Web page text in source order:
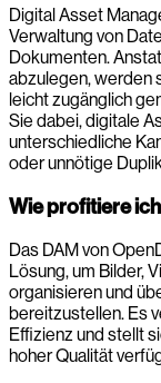
Digital Asset
Verwaltung von
Dokumenten.
abzulegen, werden
leicht zugänglich
Sie dabei, digitale
unterschiedliche
oder unnötige
Wie profitiere
Das DAM von
Lösung, um Bilder,
organisieren und
bereitzustellen. Es
Effizienz und stellt
hoher Qualität